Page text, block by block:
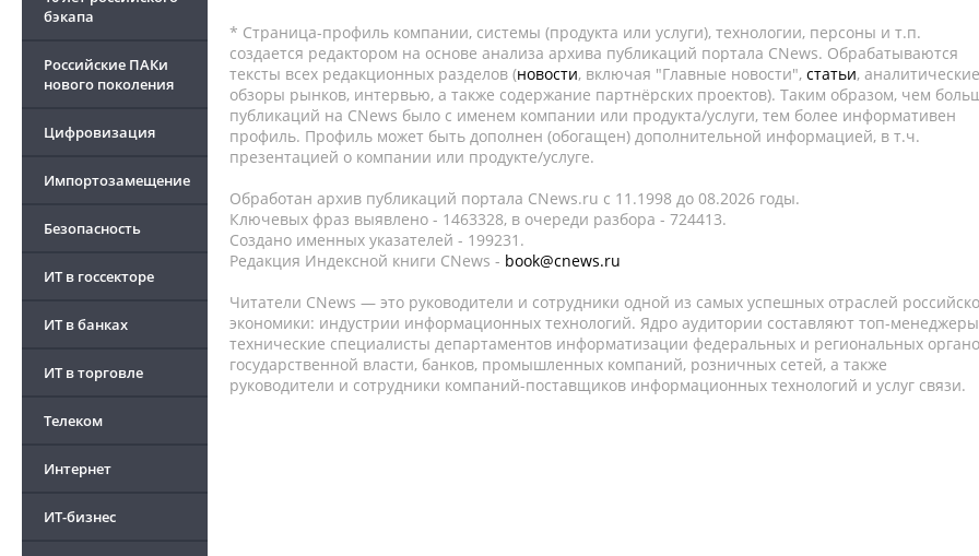
бэкапа
Российские ПАКи
нового поколения
Цифровизация
Импортозамещение
Безопасность
ИТ в госсекторе
ИТ в банках
ИТ в торговле
Телеком
Интернет
ИТ-бизнес
* Страница-профиль компании, системы (продукта или услуги), технологии, персоны и т.п.
создается редактором на основе анализа архива публикаций портала CNews. Обрабатываются
тексты всех редакционных разделов (новости, включая "Главные новости", статьи, аналитические
обзоры рынков, интервью, а также содержание партнёрских проектов). Таким образом, чем
публикаций на CNews было с именем компании или продукта/услуги, тем более информативен
профиль. Профиль может быть дополнен (обогащен) дополнительной информацией, в т.ч.
презентацией о компании или продукте/услуге.
Обработан архив публикаций портала CNews.ru c 11.1998 до 08.2026 годы.
Ключевых фраз выявлено - 1463328, в очереди разбора - 724413.
Создано именных указателей - 199231.
Редакция Индексной книги CNews - book@cnews.ru
Читатели CNews — это руководители и сотрудники одной из самых успешных отраслей
экономики: индустрии информационных технологий. Ядро аудитории составляют топ-
технические специалисты департаментов информатизации федеральных и региональных
государственной власти, банков, промышленных компаний, розничных сетей, а также
руководители и сотрудники компаний-поставщиков информационных технологий и услуг связи.